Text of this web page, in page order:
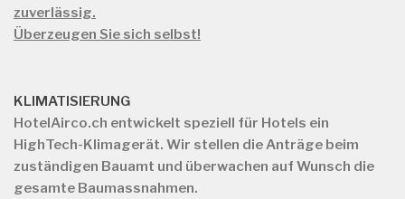
zuverlässig.
Überzeugen Sie sich selbst!
KLIMATISIERUNG
HotelAirco.ch entwickelt speziell für Hotels ein
HighTech-Klimagerät. Wir stellen die Anträge beim
zuständigen Bauamt und überwachen auf Wunsch die
gesamte Baumassnahmen.